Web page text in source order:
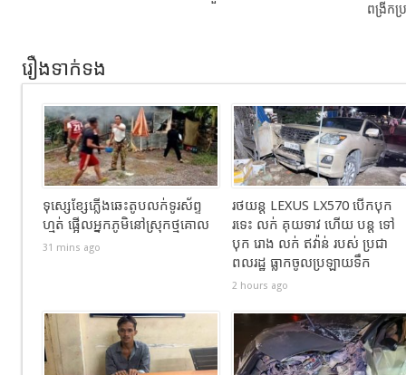
ពង្រីកប្
រឿងទាក់ទង
ទុស្សេខ្សែភ្លើងឆេះតូបលក់ទូរស័ព្ទ
ហ្មត់ ផ្អើលអ្នកភូមិនៅស្រុកថ្មគោល
31 mins ago
រថយន្ដ LEXUS LX570 បេីកបុក
រទេះ លក់ គុយទាវ ហេីយ បន្ត ទៅ
បុក រោង លក់ ឥវ៉ាន់ របស់ ប្រជា
ពលរដ្ឋ ធ្លាកចូលប្រឡាយទឹក
2 hours ago